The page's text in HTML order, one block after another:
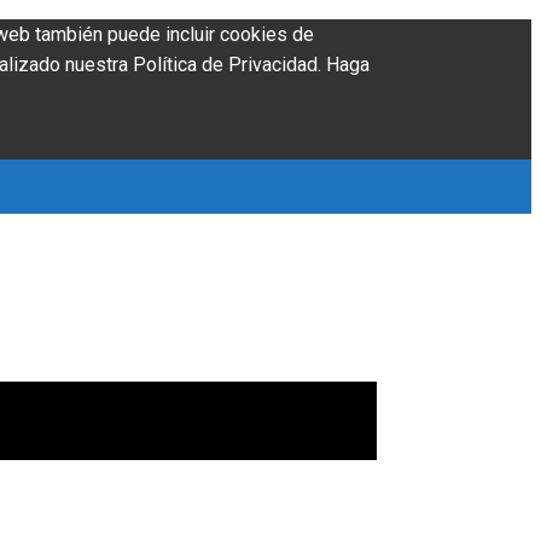
también puede incluir cookies de
nuestra Política de Privacidad. Haga